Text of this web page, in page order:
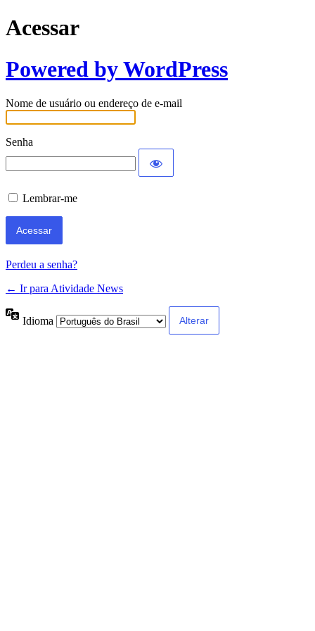
Acessar
Powered by WordPress
Nome de usuário ou endereço de e-mail
Senha
Lembrar-me
Perdeu a senha?
← Ir para Atividade News
Idioma